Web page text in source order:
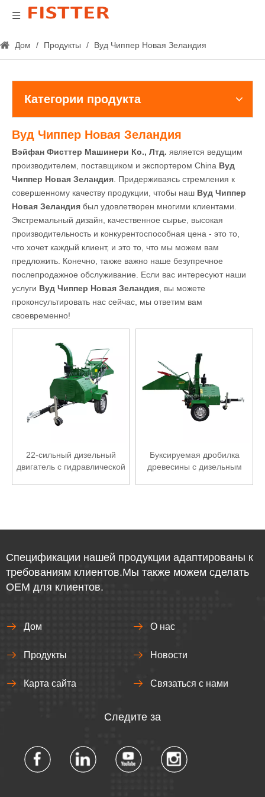
Дом / Продукты / Вуд Чиппер Новая Зеландия
Категории продукта
Вуд Чиппер Новая Зеландия
Вэйфан Фисттер Машинери Ко., Лтд. является ведущим
производителем, поставщиком и экспортером China Вуд
Чиппер Новая Зеландия . Придерживаясь стремления к
совершенному качеству продукции, чтобы наш Вуд Чиппер
Новая Зеландия был удовлетворен многими клиентами.
Экстремальный дизайн, качественное сырье, высокая
производительность и конкурентоспособная цена - это то,
что хочет каждый клиент, и это то, что мы можем вам
предложить. Конечно, также важно наше безупречное
послепродажное обслуживание. Если вас интересуют наши
услуги Вуд Чиппер Новая Зеландия , вы можете
проконсультировать нас сейчас, мы ответим вам
своевременно!
22-сильный дизельный
двигатель с гидравлической
Буксируемая дробилка
древесины с дизельным
Спецификации нашей продукции адаптированы к
требованиям клиентов.Мы также можем сделать
OEM для клиентов.
Дом О нас
Продукты Новости
Карта сайта Связаться с нами
Следите за